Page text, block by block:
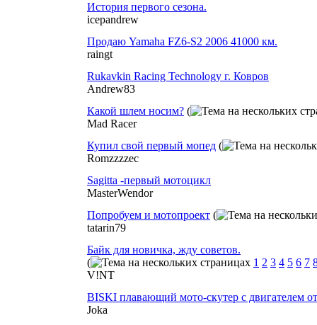
История первого сезона.
icepandrew
Продаю Yamaha FZ6-S2 2006 41000 км.
raingt
Rukavkin Racing Technology г. Ковров
Andrew83
Какой шлем носим? (
Mad Racer
Купил свой первый мопед (
Romzzzzec
Sagitta -первый мотоцикл
MasterWendor
Попробуем и мотопроект (
tatarin79
Байк для новичка, жду советов.
(
1 2 3 4 5 6 7
V!NT
BISKI плавающий мото-скутер с двигателем
Joka